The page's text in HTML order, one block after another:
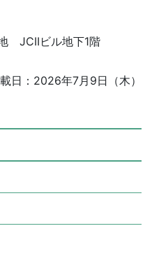
JCIIビル地下1階
日：2026年7月9日（木）